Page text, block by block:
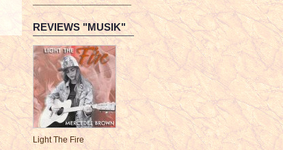
¯¯¯¯¯¯¯¯¯¯¯¯¯¯¯¯¯¯¯¯¯¯¯¯
REVIEWS "MUSIK"
Light The Fire